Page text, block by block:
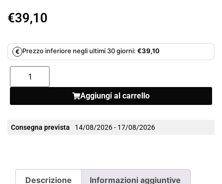
€39,10
€ Prezzo inferiore negli ultimi 30 giorni: €39,10
Aggiungi al carrello
Consegna prevista 14/08/2026 - 17/08/2026
Descrizione Informazioni aggiuntive